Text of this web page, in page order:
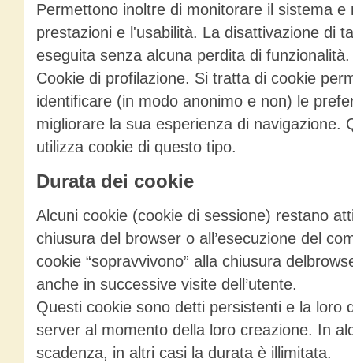
Permettono inoltre di monitorare il sistema e
prestazioni e l'usabilità. La disattivazione di
eseguita senza alcuna perdita di funzionalità.
Cookie di profilazione. Si tratta di cookie
identificare (in modo anonimo e non) le
migliorare la sua esperienza di navigazione.
utilizza cookie di questo tipo.
Durata dei cookie
Alcuni cookie (cookie di sessione) restano
chiusura del browser o all’esecuzione del
cookie “sopravvivono” alla chiusura
anche in successive visite dell’utente.
Questi cookie sono detti persistenti e la loro
server al momento della loro creazione. In
scadenza, in altri casi la durata è illimitata.